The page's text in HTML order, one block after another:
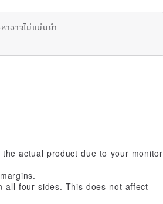
อาจไม่แม่นยำ
actual product due to your monitor
all four sides. This does not affect